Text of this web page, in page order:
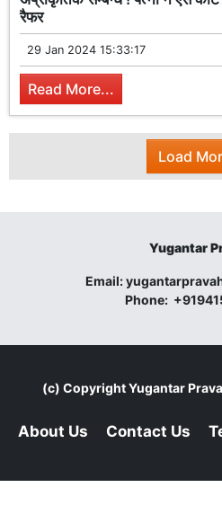
रैफर
29 Jan 2024 15:33:17
Read More...
Load
Yugantar
Email:
Phone:
(c) CopyrightYugantar
About Us Contact Us